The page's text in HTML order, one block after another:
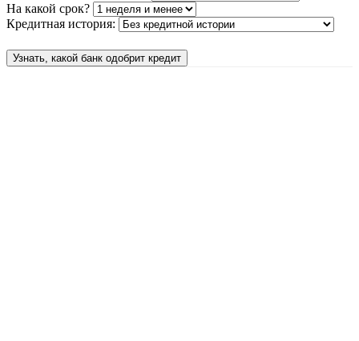
На какой срок?
Кредитная история:
Узнать, какой банк одобрит кредит